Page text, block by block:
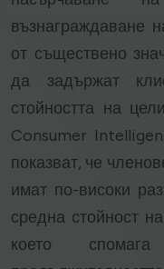
възнаграждаване
от съществено
да задържат
стойността на
Consumer
показват, че
имат по-високи
средна стойност
което